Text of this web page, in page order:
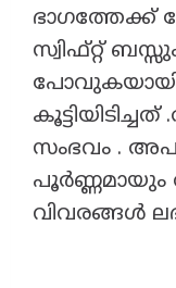
ഭാഗത്തേക്ക്
സ്വിഫ്റ്റ്
സംഭവം .
വിവരങ്ങൾ